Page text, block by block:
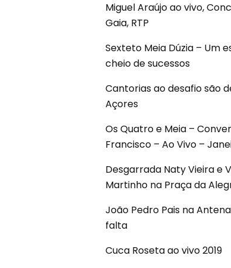
Miguel Araújo ao vivo,
Gaia, RTP
Sexteto Meia Dúzia – Um
cheio de sucessos
Cantorias ao desafio são
Açores
Os Quatro e Meia –
Francisco – Ao Vivo –
Desgarrada Naty Vieira e
Martinho na Praça da
João Pedro Pais na
falta
Cuca Roseta ao vivo 2019